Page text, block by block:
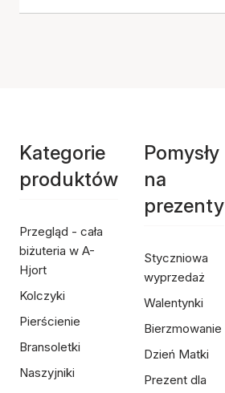
Kategorie
produktów
Przegląd - cała
biżuteria w A-
Hjort
Kolczyki
Pierścienie
Bransoletki
Naszyjniki
Pomysły
na
prezenty
Styczniowa
wyprzedaż
Walentynki
Bierzmowanie
Dzień Matki
Prezent dla